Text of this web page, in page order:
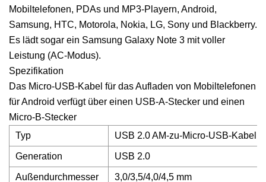
Mobiltelefonen, PDAs und MP3-Playern, Android,
Samsung, HTC, Motorola, Nokia, LG, Sony und Blackberry.
Es lädt sogar ein Samsung Galaxy Note 3 mit voller
Leistung (AC-Modus).
Spezifikation
Das Micro-USB-Kabel für das Aufladen von Mobiltelefonen
für Android verfügt über einen USB-A-Stecker und einen
Micro-B-Stecker
Typ
USB 2.0 AM-zu-Micro-USB-Kabel
Generation USB 2.0
Außendurchmesser 3,0/3,5/4,0/4,5 mm